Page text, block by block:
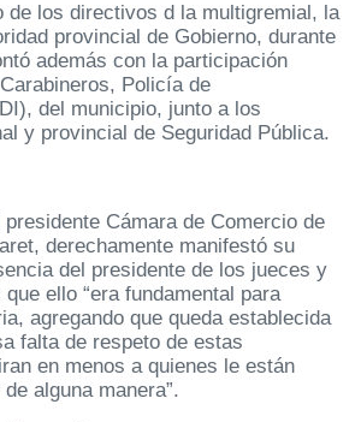
de los directivos d la multigremial, la
provincial de Gobierno, durante
además con la participación
Policía de
del municipio, junto a los
y provincial de Seguridad Pública.
Cámara de Comercio de
derechamente manifestó su
del presidente de los jueces y
ello “era fundamental para
agregando que queda establecida
falta de respeto de estas
en menos a quienes le están
alguna manera”.